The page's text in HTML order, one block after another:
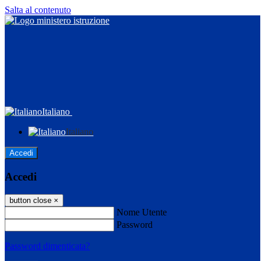
Salta al contenuto
Italiano
Italiano
Accedi
Accedi
button close ×
Nome Utente
Password
Password dimenticata?